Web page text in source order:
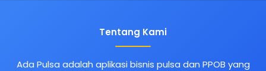
Tentang Kami
Ada Pulsa adalah aplikasi bisnis pulsa dan PPOB yang